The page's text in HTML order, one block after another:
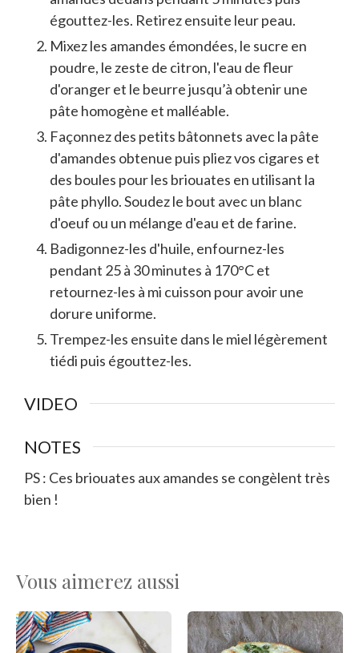
égouttez-les. Retirez ensuite leur peau.
Mixez les amandes émondées, le sucre en
poudre, le zeste de citron, l'eau de fleur
d'oranger et le beurre jusqu’à obtenir une
pâte homogène et malléable.
Façonnez des petits bâtonnets avec la pâte
d'amandes obtenue puis pliez vos cigares et
des boules pour les briouates en utilisant la
pâte phyllo. Soudez le bout avec un blanc
d'oeuf ou un mélange d'eau et de farine.
Badigonnez-les d'huile, enfournez-les
pendant 25 à 30 minutes à 170°C et
retournez-les à mi cuisson pour avoir une
dorure uniforme.
Trempez-les ensuite dans le miel légèrement
tiédi puis égouttez-les.
VIDEO
NOTES
PS : Ces briouates aux amandes se congèlent très
bien !
Vous aimerez aussi